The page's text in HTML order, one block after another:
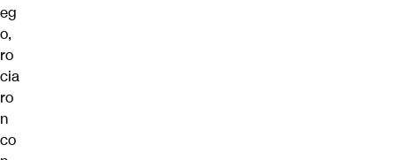
eg
o,
ro
cia
ro
n
co